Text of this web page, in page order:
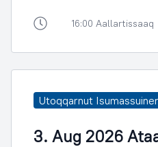
16:00 Aallartissaaq
Utoqqarnut
3. Aug 2026